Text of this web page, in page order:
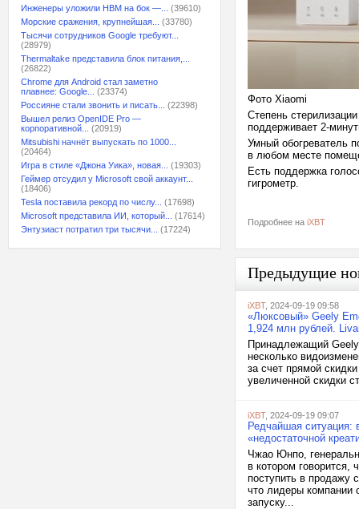
Инженеры уложили HBM на бок —...
(39610)
Морские сражения, крупнейшая...
(33780)
Тысячи сотрудников Google требуют...
(28979)
Thermaltake представила блок питания,...
(26822)
Chrome для Android стал заметно
плавнее: Google...
(23374)
Россияне стали звонить и писать...
(22398)
Вышел релиз OpenIDE Pro —
корпоративной...
(20919)
Mitsubishi начнёт выпускать по 1000...
(20464)
Игра в стиле «Джона Уика», новая...
(19303)
Геймер отсудил у Microsoft свой аккаунт...
(18406)
Tesla поставила рекорд по числу...
(17698)
Microsoft представила ИИ, который...
(17614)
Энтузиаст потратил три тысячи...
(17224)
Фото Xiaomi
Степень
поддерживает 2-
Умный обогреватель
в любом месте
Есть поддержка
гигрометр.
Подробнее на iXBT
Предыдущие
iXBT, 2024-09-19 09:58
«Люксовый» Geely
1,924 млн рублей.
Принадлежащий
несколько
за счет прямой
увеличенной скидки
iXBT, 2024-09-19 09:07
Редчайшая ситуация:
«недостаточной
Чжао Юнпо,
в котором говорится,
поступить в продажу
что лидеры компании
запуску...